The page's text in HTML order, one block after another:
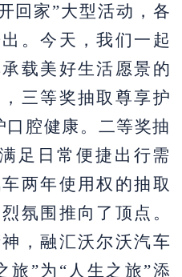
回家”大型活动，各
。今天，我们一起
载美好生活愿景的
三等奖抽取尊享护
腔健康。二等奖抽
足日常便捷出行需
两年使用权的抽取
氛围推向了顶点。
，融汇沃尔沃汽车
旅”为“人生之旅”添